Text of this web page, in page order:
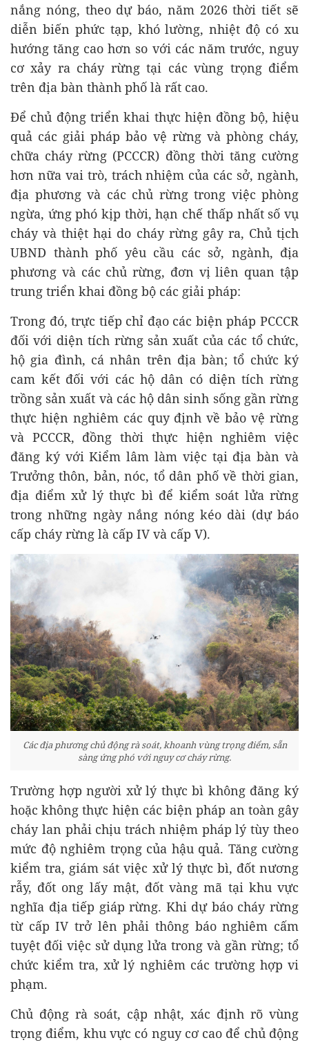
nắng nóng, theo dự báo, năm 2026 thời tiết sẽ
diễn biến phức tạp, khó lường, nhiệt độ có xu
hướng tăng cao hơn so với các năm trước, nguy
cơ xảy ra cháy rừng tại các vùng trọng điểm
trên địa bàn thành phố là rất cao.
Để chủ động triển khai thực hiện đồng bộ, hiệu
quả các giải pháp bảo vệ rừng và phòng cháy,
chữa cháy rừng (PCCCR) đồng thời tăng cường
hơn nữa vai trò, trách nhiệm của các sở, ngành,
địa phương và các chủ rừng trong việc phòng
ngừa, ứng phó kịp thời, hạn chế thấp nhất số vụ
cháy và thiệt hại do cháy rừng gây ra, Chủ tịch
UBND thành phố yêu cầu các sở, ngành, địa
phương và các chủ rừng, đơn vị liên quan tập
trung triển khai đồng bộ các giải pháp:
Trong đó, trực tiếp chỉ đạo các biện pháp PCCCR
đối với diện tích rừng sản xuất của các tổ chức,
hộ gia đình, cá nhân trên địa bàn; tổ chức ký
cam kết đối với các hộ dân có diện tích rừng
trồng sản xuất và các hộ dân sinh sống gần rừng
thực hiện nghiêm các quy định về bảo vệ rừng
và PCCCR, đồng thời thực hiện nghiêm việc
đăng ký với Kiểm lâm làm việc tại địa bàn và
Trưởng thôn, bản, nóc, tổ dân phố về thời gian,
địa điểm xử lý thực bì để kiểm soát lửa rừng
trong những ngày nắng nóng kéo dài (dự báo
cấp cháy rừng là cấp IV và cấp V).
Các địa phương chủ động rà soát, khoanh vùng trọng điểm, sẵn
sàng ứng phó với nguy cơ cháy rừng.
Trường hợp người xử lý thực bì không đăng ký
hoặc không thực hiện các biện pháp an toàn gây
cháy lan phải chịu trách nhiệm pháp lý tùy theo
mức độ nghiêm trọng của hậu quả. Tăng cường
kiểm tra, giám sát việc xử lý thực bì, đốt nương
rẫy, đốt ong lấy mật, đốt vàng mã tại khu vực
nghĩa địa tiếp giáp rừng. Khi dự báo cháy rừng
từ cấp IV trở lên phải thông báo nghiêm cấm
tuyệt đối việc sử dụng lửa trong và gần rừng; tổ
chức kiểm tra, xử lý nghiêm các trường hợp vi
phạm.
Chủ động rà soát, cập nhật, xác định rõ vùng
trọng điểm, khu vực có nguy cơ cao để chủ động